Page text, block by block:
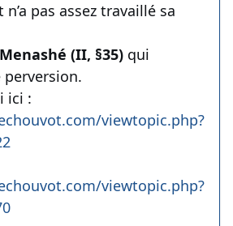
pas assez travaillé sa
(II, §35) qui
ici :
viewtopic.php?
viewtopic.php?